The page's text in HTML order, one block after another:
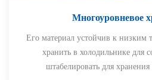
Многоуровневое
Его материал устойчив к низким
хранить в холодильнике для
штабелировать для